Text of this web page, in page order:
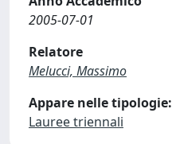
2005-07-01
Relatore
Melucci, Massimo
Appare nelle tipologie:
Lauree triennali